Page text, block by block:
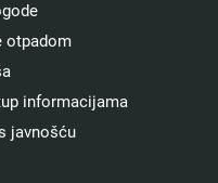
otpadom
informacijama
javnošću